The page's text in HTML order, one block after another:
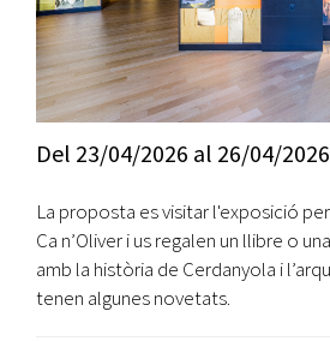
Del 23/04/2026 al 26/04/2026
La proposta es visitar l'exposició
Ca n’Oliver i us regalen un llibre o
amb la història de Cerdanyola i
tenen algunes novetats.